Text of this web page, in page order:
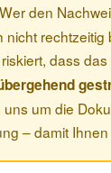
Wer den
nicht
dass
um die
– damit